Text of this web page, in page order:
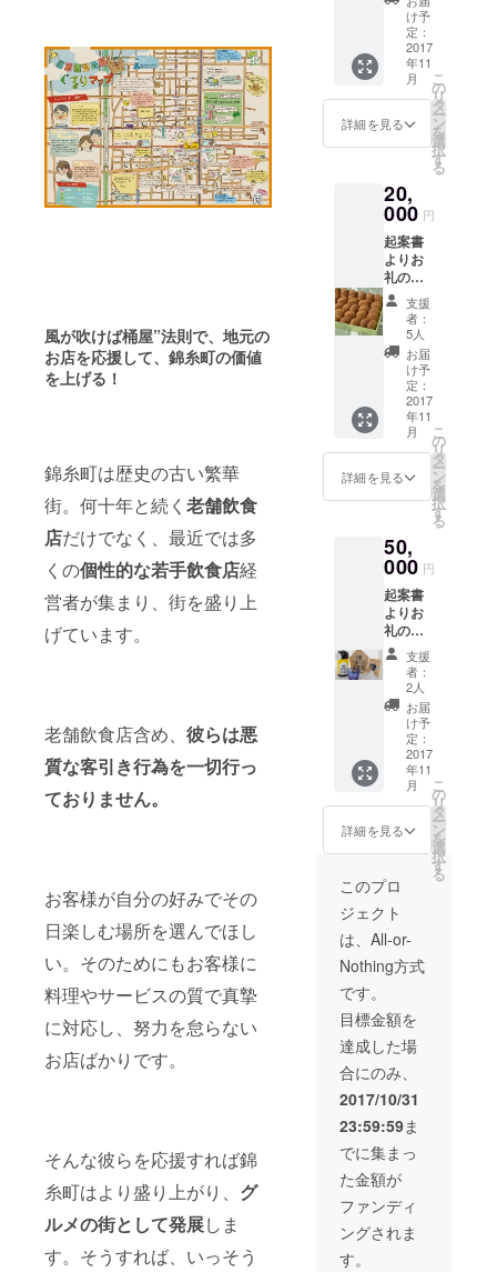
風が吹けば桶屋”法則で、地元の
お店を応援して、錦糸町の価値
を上げる！
錦糸町は歴史の古い繁華
街。何十年と続く 老舗飲食
店だけでなく、最近では多
くの個性的な若手飲食店経
営者が集まり、街を盛り上
げています。
老舗飲食店含め、 彼らは悪
質な客引き行為を一切行っ
ておりません。
お客様が自分の好みでその
日楽しむ場所を選んでほし
い。そのためにもお客様に
料理やサービスの質で真摯
に対応し、努力を怠らない
お店ばかりです。
そんな彼らを応援すれば錦
糸町はより盛り上がり、 グ
ルメの街として発展しま
す。そうすれば、いっそう
お吸い
物にな
る「こ
んぶの
岩崎
特製」
おぼろ
ます
をお送
りいた
します
マップ
掲載店
で利用
できる
ワンド
ス券を
お送り
いたし
ます 栓
と本体
をひと
つひと
つ職人
の手に
よって
すり合
わせら
れた、
液だれ
のしな
い醤油
注ぎ。
けてい
る、シ
で使い
やすい
デザイ
ンの醤
油注ぎ
です。
・ サイ
ズ:54×5
4×高さ
117mm
(1つ1
つ手作
りの
為、寸
に若干
があり
ます) ・
重量:約
170g ・
００Ｃ
・カ
ラーは
らお選
びくだ
リア ピ
ンク ブ
イオ
レット
ン
け予
定：
2017
年11
月
詳細を見る
こ
の
リ
タ
ー
ン
を
選
択
す
る
20,
000 円
起案書
よりお
礼の
メール
と作成
した
マップ
をお送
りいた
します
マップ
掲載店
で利用
できる
ワンド
ス券を
お送り
いたし
ます 墨
田区を
代表す
る銘
菓 山
田家の
人形焼
き詰め
合わせ
をお送
りいた
します
（画像
はイ
り、実
届けす
る商品
となり
に直木
賞作家
の宮部
みゆき
さん
田家の
包装紙
に描か
れる物
語をヒ
ントに
「本所
支援
者：
5人
お届
け予
定：
2017
年11
月
詳細を見る
こ
の
リ
タ
ー
ン
を
選
択
す
る
50,
000 円
起案書
よりお
礼の
メール
と作成
した
マップ
をお送
りいた
します
マップ
掲載店
で利用
できる
ワンド
サービ
ス券を
お送り
いたし
ます 外
国人観
れる”す
みだ珈
琲の自
家焙煎
した
コー
ヒー豆
を、手
軽に美
味しく
抽出で
きるよ
う
支援
者：
2人
お届
け予
定：
2017
年11
月
詳細を見る
こ
の
リ
タ
ー
ン
を
選
択
す
る
このプロ
ジェクト
は、All-or-
Nothing方式
です。
目標金額を
達成した場
合にのみ、
2017/10/31
23:59:59ま
でに集まっ
た金額が
ファンディ
ングされま
す。